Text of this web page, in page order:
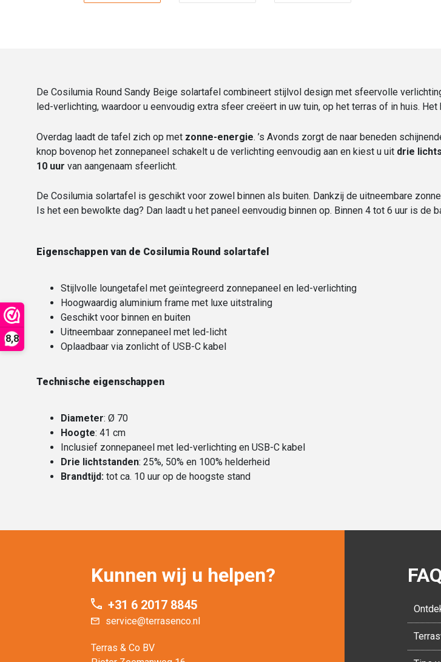
8,8
De Cosilumia Round Sandy Beige solartafel combineert stijlvol design met sfeervolle
led-verlichting, waardoor u eenvoudig extra sfeer creëert in uw tuin, op het terras of in huis.
Overdag laadt de tafel zich op met zonne-energie. ’s Avonds zorgt de naar beneden
knop bovenop het zonnepaneel schakelt u de verlichting eenvoudig aan en kiest u uit drie
10 uur van aangenaam sfeerlicht.
De Cosilumia solartafel is geschikt voor zowel binnen als buiten. Dankzij de uitneembare
Is het een bewolkte dag? Dan laadt u het paneel eenvoudig binnen op. Binnen 4 tot 6 uur is de
Eigenschappen van de Cosilumia Round solartafel
Stijlvolle loungetafel met geïntegreerd zonnepaneel en led-verlichting
Hoogwaardig aluminium frame met luxe uitstraling
Geschikt voor binnen en buiten
Uitneembaar zonnepaneel met led-licht
Oplaadbaar via zonlicht of USB-C kabel
Technische eigenschappen
Diameter: Ø 70
Hoogte: 41 cm
Inclusief zonnepaneel met led-verlichting en USB-C kabel
Drie lichtstanden: 25%, 50% en 100% helderheid
Brandtijd: tot ca. 10 uur op de hoogste stand
Kunnen wij u helpen?
+31 6 2017 8845
service@terrasenco.nl
Terras & Co BV